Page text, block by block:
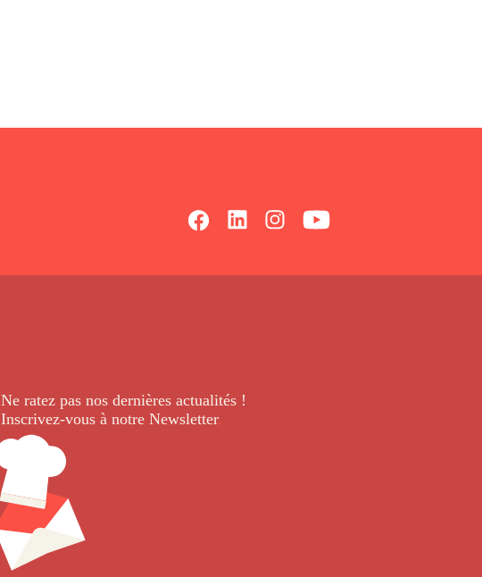
Ne ratez pas nos dernièresactualités !
Inscrivez-vous à notre Newsletter.